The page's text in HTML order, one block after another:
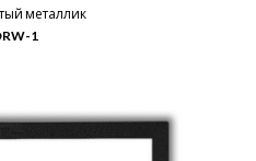
металлик
1